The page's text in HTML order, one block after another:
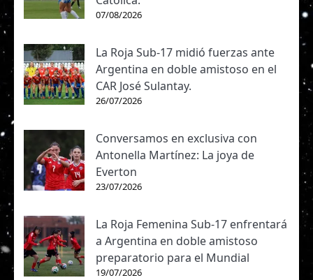
07/08/2026
La Roja Sub-17 midió fuerzas ante
Argentina en doble amistoso en el
CAR José Sulantay.
26/07/2026
Conversamos en exclusiva con
Antonella Martínez: La joya de
Everton
23/07/2026
La Roja Femenina Sub-17 enfrentará
a Argentina en doble amistoso
preparatorio para el Mundial
19/07/2026